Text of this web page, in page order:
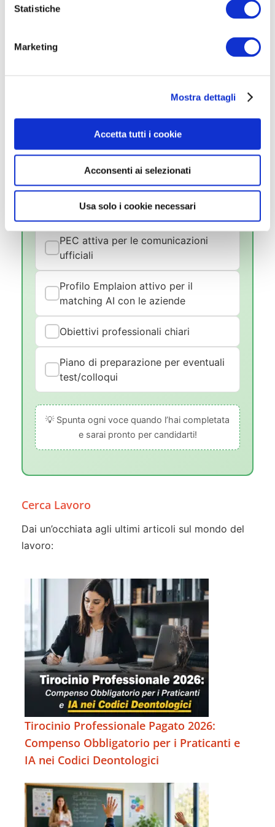
Statistiche
Marketing
Mostra dettagli
Accetta tutti i cookie
Acconsenti ai selezionati
Usa solo i cookie necessari
Preparato
CV aggiornato e ben strutturato
Lettera di presentazione pronta da
personalizzare
SPID attivo per accedere ai portali
della PA
PEC attiva per le comunicazioni
ufficiali
Profilo Emplaion attivo per il
matching AI con le aziende
Obiettivi professionali chiari
Piano di preparazione per eventuali
test/colloqui
💡 Spunta ogni voce quando l’hai completata
e sarai pronto per candidarti!
Cerca Lavoro
Dai un’occhiata agli ultimi articoli sul mondo del
lavoro:
Tirocinio Professionale Pagato 2026:
Compenso Obbligatorio per i Praticanti e
IA nei Codici Deontologici